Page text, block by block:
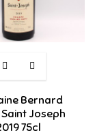
Bernard
Joseph
75cl